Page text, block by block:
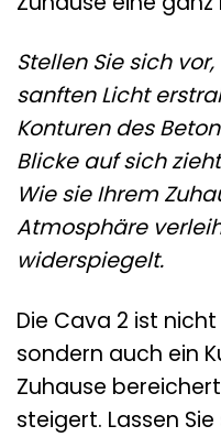
Stellen Sie sich
sanften Licht
Konturen des
Blicke auf sich
Wie sie Ihrem
Atmosphäre
widerspiegelt.
Die Cava 2 ist
sondern auch ein
Zuhause
steigert. Lassen